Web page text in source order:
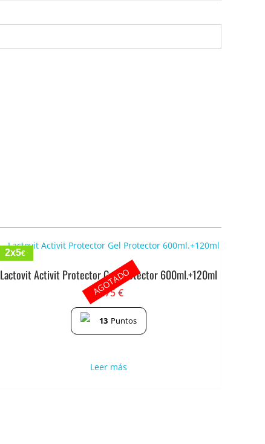
2x5€
Lactovit Activit Protector Gel Protector 600ml.+120ml
2.75€
13 Puntos
Leer más
AGOTADO